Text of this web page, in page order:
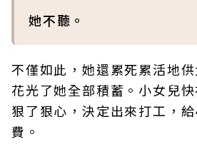
她不聽。
不僅如此，她還累死累活地
花光了她全部積蓄。小女兒
狠了狠心，決定出來打工，
費。